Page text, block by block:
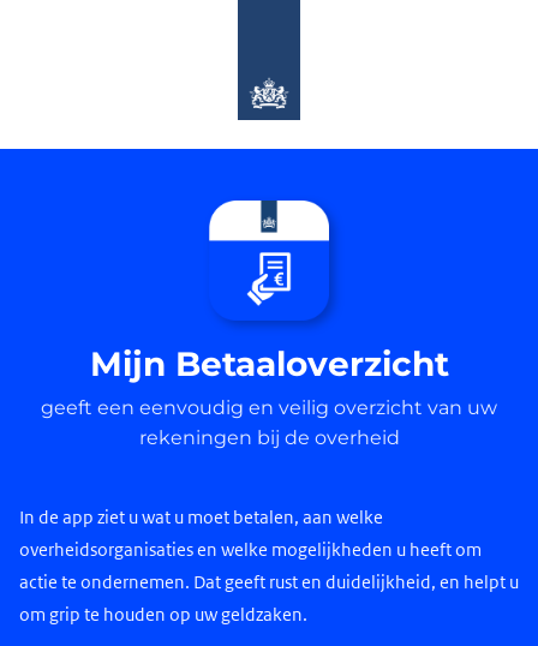
Mijn Betaaloverzicht
geeft een eenvoudig en veilig overzicht van uw
rekeningen bij de overheid
In de app ziet u wat u moet betalen, aan welke
overheidsorganisaties en welke mogelijkheden u heeft om
actie te ondernemen. Dat geeft rust en duidelijkheid, en helpt u
om grip te houden op uw geldzaken.